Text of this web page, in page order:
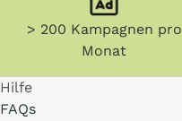
> 200 Kampagnen pro
Monat
Hilfe
FAQs